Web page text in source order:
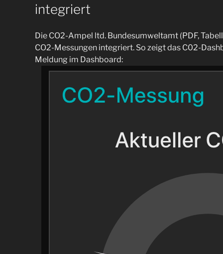
integriert
Die CO2-Ampel ltd. Bundesumweltamt (PDF,
CO2-Messungen integriert. So zeigt das C02-
Meldung im Dashboard: